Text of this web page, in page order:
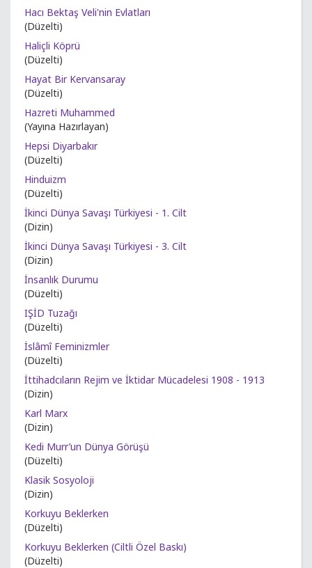
Hacı Bektaş Veli'nin Evlatları
(Düzelti)
Haliçli Köprü
(Düzelti)
Hayat Bir Kervansaray
(Düzelti)
Hazreti Muhammed
(Yayına Hazırlayan)
Hepsi Diyarbakır
(Düzelti)
Hinduizm
(Düzelti)
İkinci Dünya Savaşı Türkiyesi - 1. Cilt
(Dizin)
İkinci Dünya Savaşı Türkiyesi - 3. Cilt
(Dizin)
İnsanlık Durumu
(Düzelti)
IŞİD Tuzağı
(Düzelti)
İslâmî Feminizmler
(Düzelti)
İttihadcıların Rejim ve İktidar Mücadelesi 1908 - 1913
(Dizin)
Karl Marx
(Dizin)
Kedi Murr’un Dünya Görüşü
(Düzelti)
Klasik Sosyoloji
(Dizin)
Korkuyu Beklerken
(Düzelti)
Korkuyu Beklerken (Ciltli Özel Baskı)
(Düzelti)